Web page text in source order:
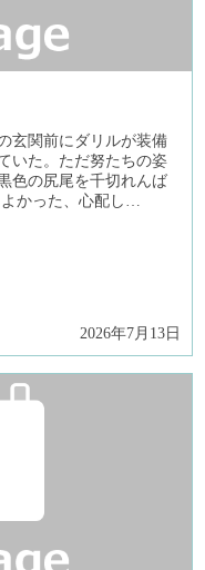
玄関前にダリルが装備
いた。ただ努たちの姿
色の尻尾を千切れんば
かった、心配し…
2026年7月13日